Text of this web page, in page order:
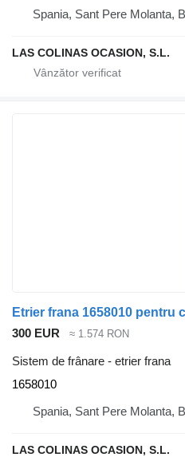
Spania, Sant Pere Molanta,
LAS COLINAS OCASION, S.L.
Etrier frana 1658010 pentru
300 EUR
≈ 1.574 RON
Sistem de frânare - etrier frana
1658010
Spania, Sant Pere Molanta,
LAS COLINAS OCASION, S.L.